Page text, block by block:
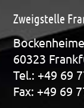
Zweigstelle
60323
Tel.: +49 69
Fax: +49 69